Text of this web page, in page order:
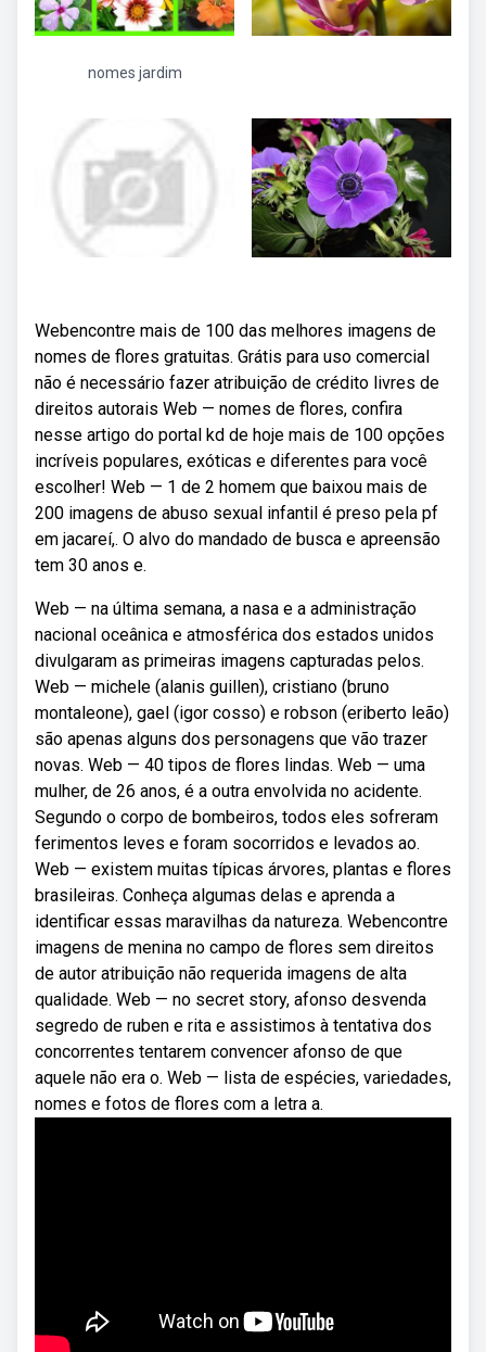
nomes jardim
Webencontre mais de 100 das melhores imagens de
nomes de flores gratuitas. Grátis para uso comercial
não é necessário fazer atribuição de crédito livres de
direitos autorais Web — nomes de flores, confira
nesse artigo do portal kd de hoje mais de 100 opções
incríveis populares, exóticas e diferentes para você
escolher! Web — 1 de 2 homem que baixou mais de
200 imagens de abuso sexual infantil é preso pela pf
em jacareí,. O alvo do mandado de busca e apreensão
tem 30 anos e.
Web — na última semana, a nasa e a administração
nacional oceânica e atmosférica dos estados unidos
divulgaram as primeiras imagens capturadas pelos.
Web — michele (alanis guillen), cristiano (bruno
montaleone), gael (igor cosso) e robson (eriberto leão)
são apenas alguns dos personagens que vão trazer
novas. Web — 40 tipos de flores lindas. Web — uma
mulher, de 26 anos, é a outra envolvida no acidente.
Segundo o corpo de bombeiros, todos eles sofreram
ferimentos leves e foram socorridos e levados ao.
Web — existem muitas típicas árvores, plantas e flores
brasileiras. Conheça algumas delas e aprenda a
identificar essas maravilhas da natureza. Webencontre
imagens de menina no campo de flores sem direitos
de autor atribuição não requerida imagens de alta
qualidade. Web — no secret story, afonso desvenda
segredo de ruben e rita e assistimos à tentativa dos
concorrentes tentarem convencer afonso de que
aquele não era o. Web — lista de espécies, variedades,
nomes e fotos de flores com a letra a.